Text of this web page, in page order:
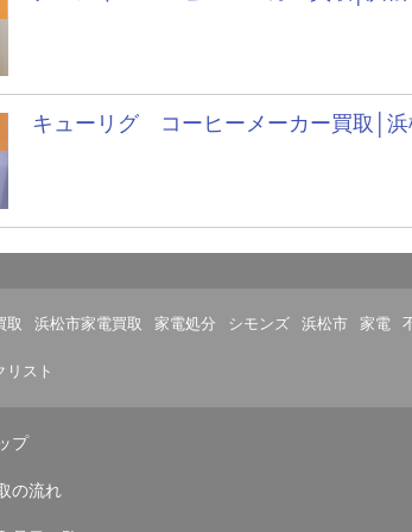
キューリグ コーヒーメーカー買取│浜
取 浜松市家電買取 家電処分 シモンズ 浜松市 家電
リスト
プ
の流れ